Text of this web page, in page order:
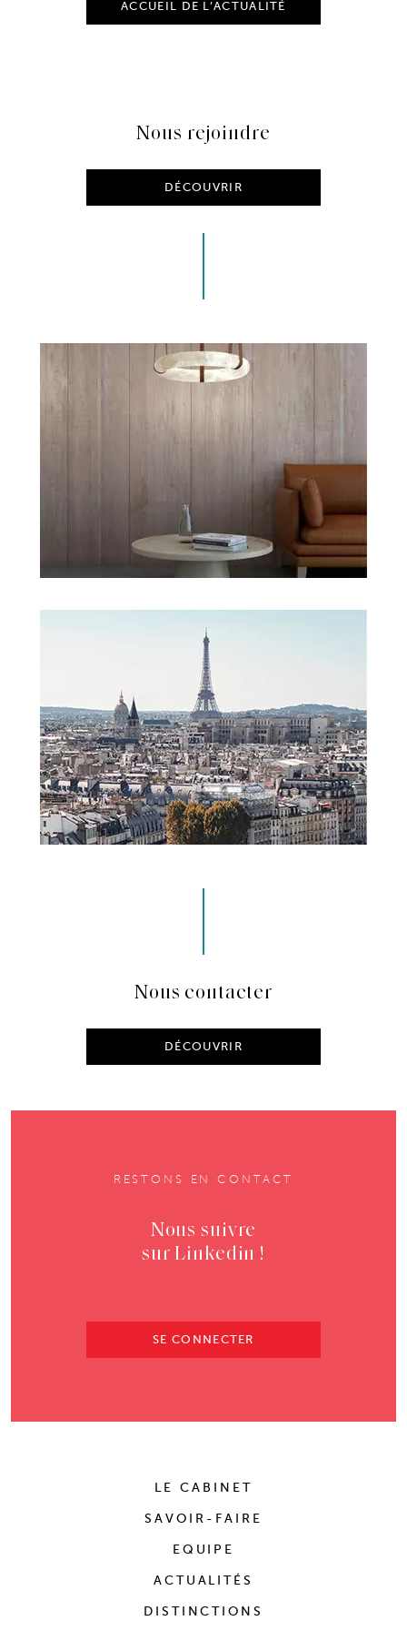
ACCUEIL DE L’ACTUALITÉ
Nous contacter
DÉCOUVRIR
Nous rejoindre
DÉCOUVRIR
RESTONS EN CONTACT
Nous suivre
sur Linkedin !
SE CONNECTER
LE CABINET
SAVOIR-FAIRE
EQUIPE
ACTUALITÉS
DISTINCTIONS